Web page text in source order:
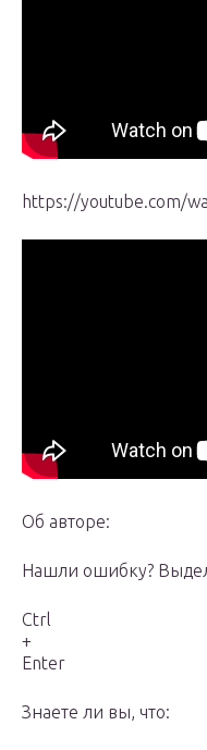
https://youtube.com/
Об авторе:
Нашли ошибку?
Ctrl
+
Enter
Знаете ли вы, что: